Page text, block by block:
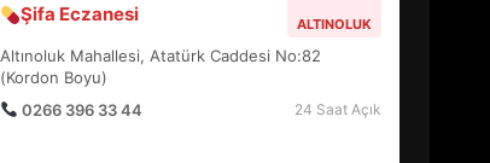
Şifa Eczanesi ALTINOLUK
Altınoluk Mahallesi, Atatürk Caddesi No:82
(Kordon Boyu)
0266 396 33 44
24 Saat Açık
7
BELEDİYESPOR’DA YENİ
YÖNETİM NASIL ŞEKİLLENDİ?